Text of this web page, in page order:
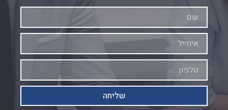
שליחה